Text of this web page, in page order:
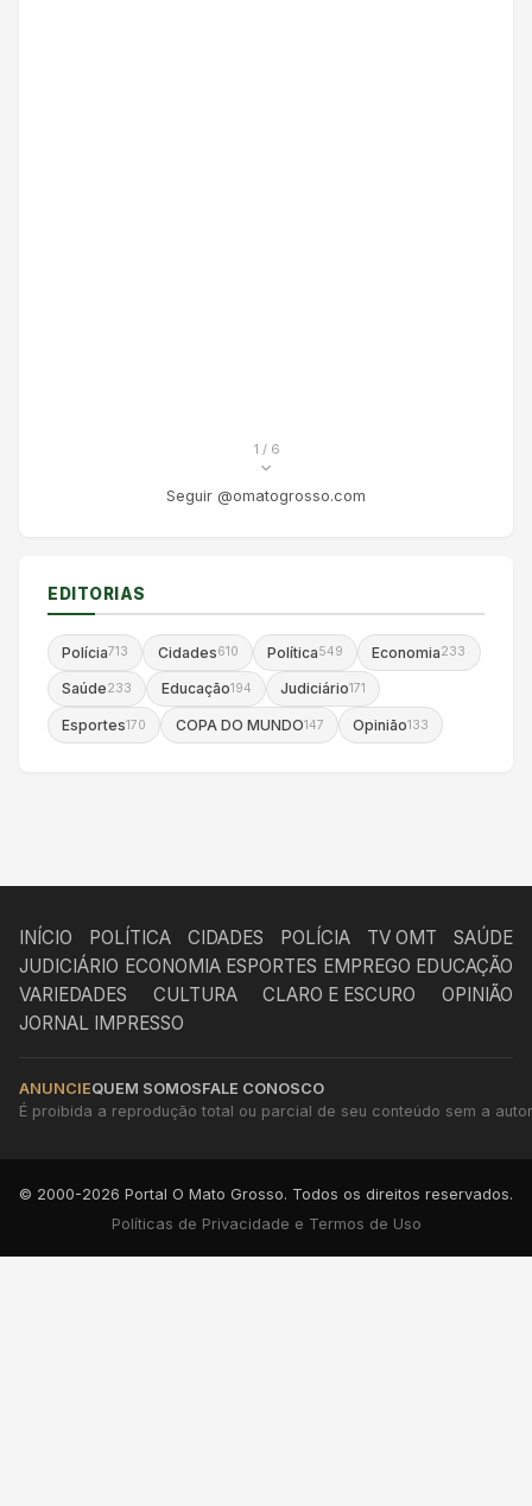
1 / 6
Seguir @omatogrosso.com
EDITORIAS
Polícia713 Cidades610 Política549 Economia233
Saúde233 Educação194 Judiciário171
Esportes170 COPA DO MUNDO147 Opinião133
INÍCIO POLÍTICA CIDADES POLÍCIA TV OMT
SAÚDE
JUDICIÁRIO ECONOMIA ESPORTES EMPREGO EDUCAÇÃO
VARIEDADES
CULTURA CLARO E ESCURO
OPINIÃO
JORNAL IMPRESSO
ANUNCIEQUEM SOMOSFALE CONOSCO
É proibida a reprodução total ou parcial de seu conteúdo sem a
© 2000-2026 Portal O Mato Grosso. Todos os direitos reservados.
Políticas de Privacidade e Termos de Uso